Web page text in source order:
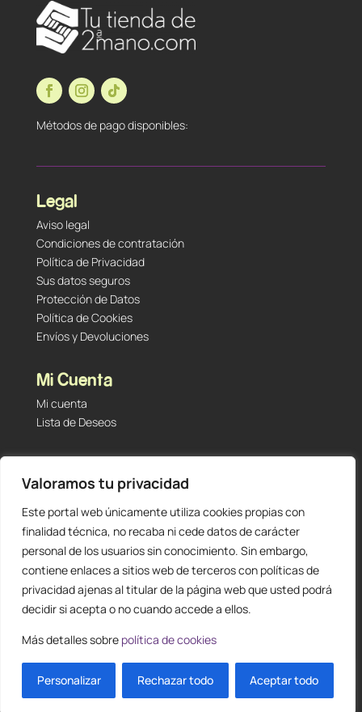
Valoramos tu privacidad
Este portal web únicamente utiliza cookies propias con
finalidad técnica, no recaba ni cede datos de carácter
personal de los usuarios sin conocimiento. Sin embargo,
contiene enlaces a sitios web de terceros con políticas de
privacidad ajenas al titular de la página web que usted podrá
decidir si acepta o no cuando accede a ellos.
Más detalles sobre política de cookies
Personalizar Rechazar todo Aceptar todo
Métodos de pago disponibles:
Legal
Aviso legal
Condiciones de contratación
Política de Privacidad
Sus datos seguros
Protección de Datos
Política de Cookies
Envíos y Devoluciones
Mi Cuenta
Mi cuenta
Lista de Deseos
Tu Tienda de Segunda Mano, Sambara #101 (Madrid,
28027 – España)
912 60 05 55 |+34 601 23 09 14
info@staging.tutiendadesegundamano.com
Diseño y creación web byPublydea© |Todos los derechos reservados
ES